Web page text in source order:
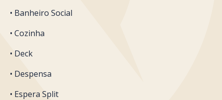
• Banheiro Social
• Cozinha
• Deck
• Despensa
• Espera Split